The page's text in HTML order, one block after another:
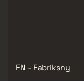
FN - Fabriksny